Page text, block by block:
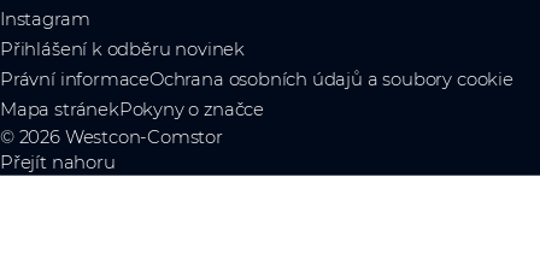
Instagram
Přihlášení k odběru novinek
Právní informaceOchrana osobních údajů a soubory cookie
Mapa stránekPokyny o značce
© 2026 Westcon-Comstor
Přejít nahoru